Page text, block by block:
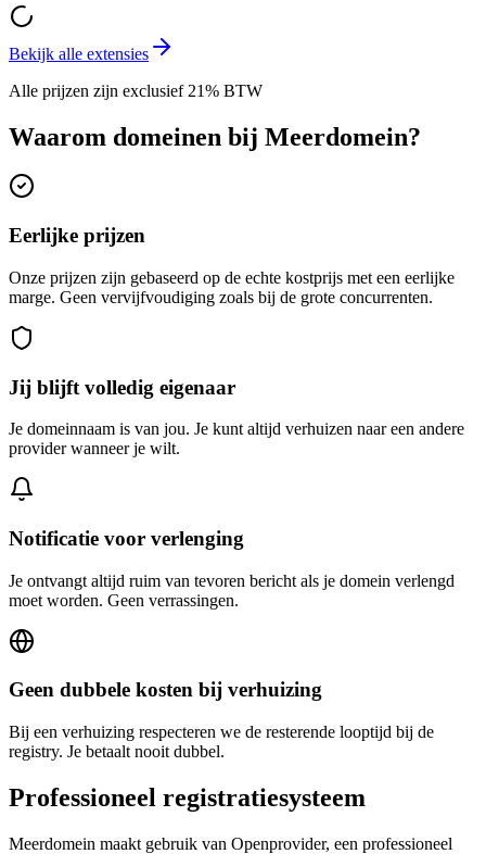
Bekijk alle extensies
Alle prijzen zijn exclusief 21% BTW
Waarom domeinen bij Meerdomein?
Eerlijke prijzen
Onze prijzen zijn gebaseerd op de echte kostprijs met een eerlijke
marge. Geen vervijfvoudiging zoals bij de grote concurrenten.
Jij blijft volledig eigenaar
Je domeinnaam is van jou. Je kunt altijd verhuizen naar een andere
provider wanneer je wilt.
Notificatie voor verlenging
Je ontvangt altijd ruim van tevoren bericht als je domein verlengd
moet worden. Geen verrassingen.
Geen dubbele kosten bij verhuizing
Bij een verhuizing respecteren we de resterende looptijd bij de
registry. Je betaalt nooit dubbel.
Professioneel registratiesysteem
Meerdomein maakt gebruik van Openprovider, een professioneel